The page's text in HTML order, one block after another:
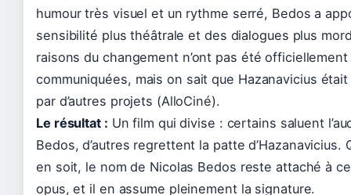
humour très visuel et un rythme serré, Bedos a
sensibilité plus théâtrale et des dialogues plus
raisons du changement n’ont pas été officiellement
communiquées, mais on sait que Hazanavicius
par d’autres projets (AlloCiné).
Le résultat : Un film qui divise : certains saluent
Bedos, d’autres regrettent la patte d’Hazanavicius.
en soit, le nom de Nicolas Bedos reste attaché à
opus, et il en assume pleinement la signature.